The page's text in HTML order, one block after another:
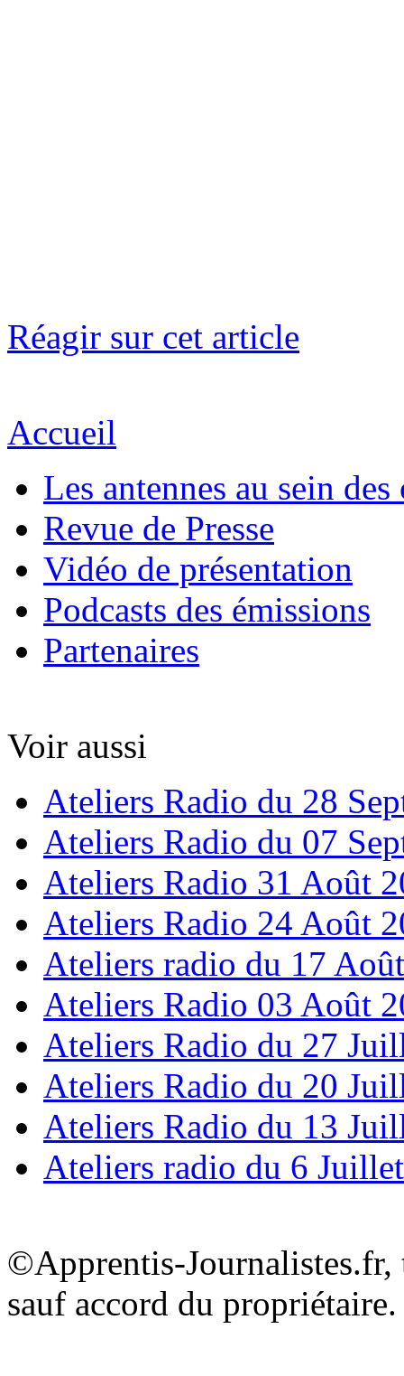
Réagir sur cet article
Accueil
Les antennes au sein des
Revue de Presse
Vidéo de présentation
Podcasts des émissions
Partenaires
Voir aussi
Ateliers Radio du 28
Ateliers Radio du 07
Ateliers Radio 31 Août
Ateliers Radio 24 Août
Ateliers radio du 17
Ateliers Radio 03 Août
Ateliers Radio du 27
Ateliers Radio du 20
Ateliers Radio du 13
Ateliers radio du 6
©Apprentis-
sauf accord du propriétaire.